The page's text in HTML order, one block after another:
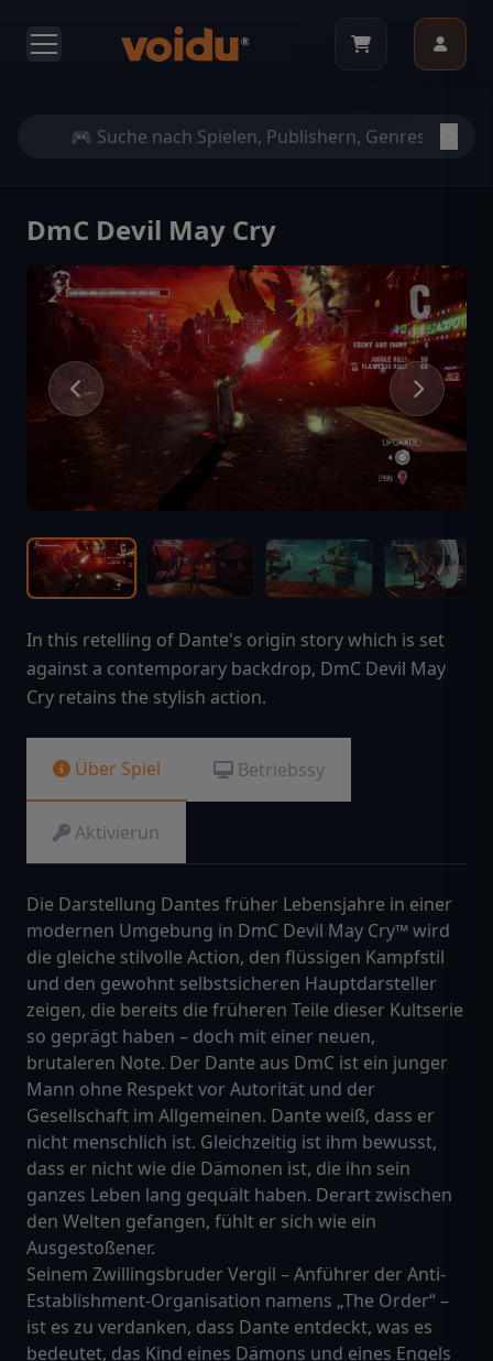
DmC Devil May Cry
In this retelling of Dante's origin story which is set
against a contemporary backdrop, DmC Devil May
Cry retains the stylish action.
Über Spiel Betriebssy
Aktivierun
Die Darstellung Dantes früher Lebensjahre in einer
modernen Umgebung in DmC Devil May Cry™ wird
die gleiche stilvolle Action, den flüssigen Kampfstil
und den gewohnt selbstsicheren Hauptdarsteller
zeigen, die bereits die früheren Teile dieser Kultserie
so geprägt haben – doch mit einer neuen,
brutaleren Note. Der Dante aus DmC ist ein junger
Mann ohne Respekt vor Autorität und der
Gesellschaft im Allgemeinen. Dante weiß, dass er
nicht menschlich ist. Gleichzeitig ist ihm bewusst,
dass er nicht wie die Dämonen ist, die ihn sein
ganzes Leben lang gequält haben. Derart zwischen
den Welten gefangen, fühlt er sich wie ein
Ausgestoßener.
Seinem Zwillingsbruder Vergil – Anführer der Anti-
Establishment-Organisation namens „The Order“ –
ist es zu verdanken, dass Dante entdeckt, was es
bedeutet, das Kind eines Dämons und eines Engels